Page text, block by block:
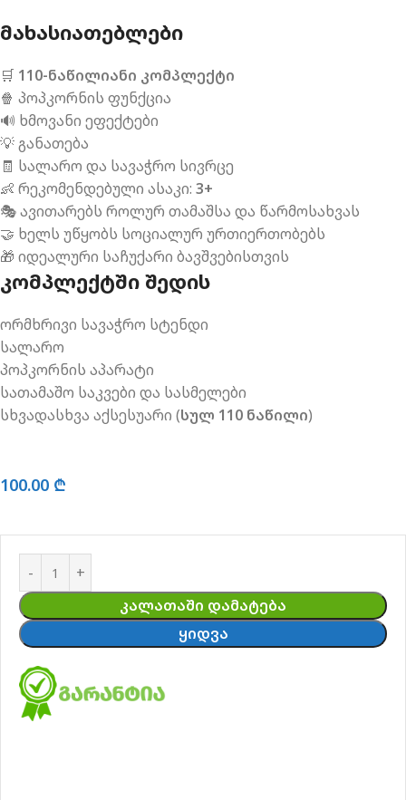
ᲛᲐᲮᲐᲡᲘᲐᲗᲔᲑᲚᲔᲑᲘ
🛒 110-ნაწილიანი კომპლექტი
🍿 პოპკორნის ფუნქცია
🔊 ხმოვანი ეფექტები
💡 განათება
🧾 სალარო და სავაჭრო სივრცე
👶 რეკომენდებული ასაკი: 3+
🎭 ავითარებს როლურ თამაშსა და წარმოსახვას
🤝 ხელს უწყობს სოციალურ ურთიერთობებს
🎁 იდეალური საჩუქარი ბავშვებისთვის
ᲙᲝᲛᲞᲚᲔᲥᲢᲨᲘ ᲨᲔᲓᲘᲡ
ორმხრივი სავაჭრო სტენდი
სალარო
პოპკორნის აპარატი
სათამაშო საკვები და სასმელები
სხვადასხვა აქსესუარი (სულ 110 ნაწილი)
100.00 ₾
ᲙᲐᲚᲐᲗᲐᲨᲘ ᲓᲐᲛᲐᲢᲔᲑᲐ
ᲧᲘᲓᲕᲐ